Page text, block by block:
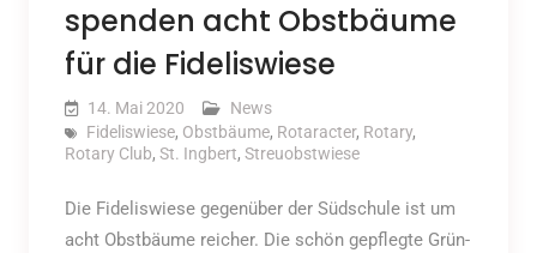
spenden acht Obstbäume
für die Fideliswiese
14. Mai 2020
News
Fideliswiese, Obstbäume, Rotaracter, Rotary,
Rotary Club, St. Ingbert, Streuobstwiese
Die Fideliswiese gegenüber der Südschule ist um
acht Obst­bäume reicher. Die schön gepflegte Grün­